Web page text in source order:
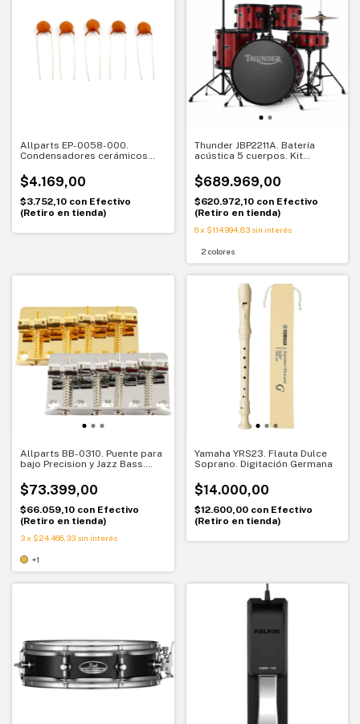
Allparts EP-0058-000.
Condensadores cerámicos
$4.169,00
$3.752,10 con Efectivo
(Retiro en tienda)
Thunder JBP2211A. Batería
acústica 5 cuerpos. Kit
$689.969,00
$620.972,10 con Efectivo
(Retiro en tienda)
6 x $114.994,83 sin interés
2 colores
Allparts BB-0310. Puente para
bajo Precision y Jazz Bass.
$73.399,00
$66.059,10 con Efectivo
(Retiro en tienda)
3x $24.466,33 sin interés
+1
Yamaha YRS23. Flauta Dulce
Soprano. Digitación Germana
$14.000,00
$12.600,00 con Efectivo
(Retiro en tienda)